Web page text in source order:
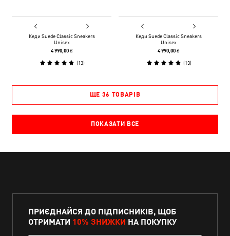
Кеди Suede Classic Sneakers
Unisex
4 990,00 ₴
(13)
Кеди Suede Classic Sneakers
Unisex
4 990,00 ₴
(13)
ЩЕ 36 ТОВАРІВ
ПОКАЗАТИ ВСЕ
ПРИЄДНАЙСЯ ДО ПІДПИСНИКІВ, ЩОБ
ОТРИМАТИ 10% ЗНИЖКИ НА ПОКУПКУ